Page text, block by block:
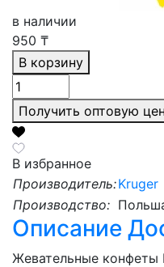
в наличии
950 ₸
В корзину
Получить оптовую
В избранное
Производитель:Kruger
Производство:
Описание
Жевательные